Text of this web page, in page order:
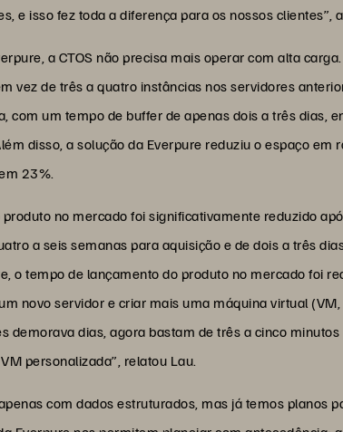
e isso fez toda a diferença para os nossos clientes”,
a CTOS não precisa mais operar com alta
vez de três a quatro instâncias nos servidores
com um tempo de buffer de apenas dois a três dias,
disso, a solução da Everpure reduziu o espaço em
23%.
no mercado foi significativamente reduzido
a seis semanas para aquisição e de dois a três
o tempo de lançamento do produto no mercado foi
novo servidor e criar mais uma máquina virtual
demorava dias, agora bastam de três a cinco
personalizada”, relatou Lau.
com dados estruturados, mas já temos planos